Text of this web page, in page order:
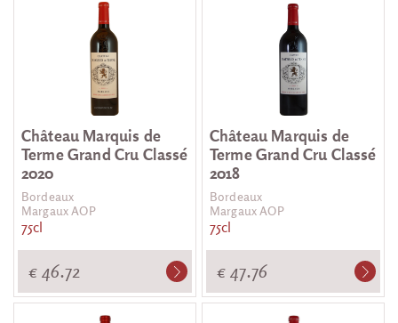
Château Marquis de
Terme Grand Cru Classé
2020
Bordeaux
Margaux AOP
75cl
€ 46.72
Château Marquis de
Terme Grand Cru Classé
2018
Bordeaux
Margaux AOP
75cl
€ 47.76